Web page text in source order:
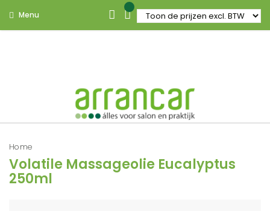
Menu
Home
Volatile Massageolie Eucalyptus
250ml